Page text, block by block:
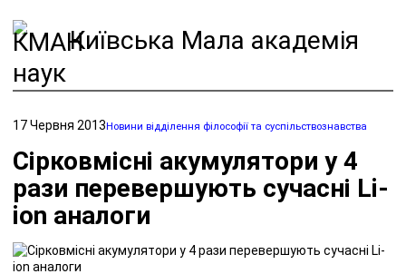
Київська Мала академія
наук
17 Червня 2013Новини відділення філософії та суспільствознавства
Сірковмісні акумулятори у 4
рази перевершують сучасні Li-
ion аналоги